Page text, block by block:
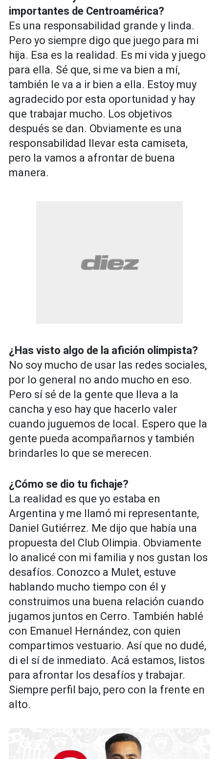
importantes de Centroamérica?
Es una responsabilidad grande y linda.
Pero yo siempre digo que juego para mi
hija. Esa es la realidad. Es mi vida y juego
para ella. Sé que, si me va bien a mí,
también le va a ir bien a ella. Estoy muy
agradecido por esta oportunidad y hay
que trabajar mucho. Los objetivos
después se dan. Obviamente es una
responsabilidad llevar esta camiseta,
pero la vamos a afrontar de buena
manera.
¿Has visto algo de la afición olimpista?
No soy mucho de usar las redes sociales,
por lo general no ando mucho en eso.
Pero sí sé de la gente que lleva a la
cancha y eso hay que hacerlo valer
cuando juguemos de local. Espero que la
gente pueda acompañarnos y también
brindarles lo que se merecen.
¿Cómo se dio tu fichaje?
La realidad es que yo estaba en
Argentina y me llamó mi representante,
Daniel Gutiérrez. Me dijo que había una
propuesta del Club Olimpia. Obviamente
lo analicé con mi familia y nos gustan los
desafíos. Conozco a Mulet, estuve
hablando mucho tiempo con él y
construimos una buena relación cuando
jugamos juntos en Cerro. También hablé
con Emanuel Hernández, con quien
compartimos vestuario. Así que no dudé,
di el sí de inmediato. Acá estamos, listos
para afrontar los desafíos y trabajar.
Siempre perfil bajo, pero con la frente en
alto.